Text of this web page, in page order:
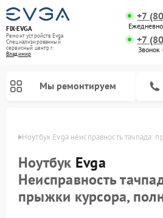
FIX-EVGA
Ремонт устройств Evga
Специализированный
cервисный центр г.
Владимир
+7
+7
Мы ремонтируем
Ноутбук Evga неисправность тачпада:
Ноутбук Evga
Неисправность
прыжки курсора,